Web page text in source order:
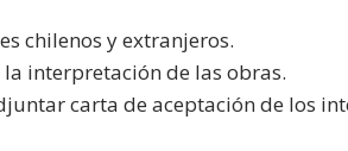
chilenos y extranjeros.
interpretación de las obras.
carta de aceptación de los